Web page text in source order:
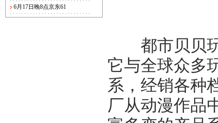
6月17日晚8点京东61
都市贝贝玩
它与全球众多
系，经销各种
厂从动漫作品